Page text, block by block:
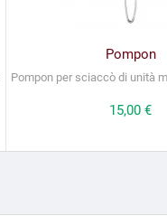
Pompon
Pompon per sciaccò di unità
Prezzo
15,00 €